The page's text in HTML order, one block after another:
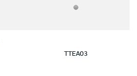
TTEA03